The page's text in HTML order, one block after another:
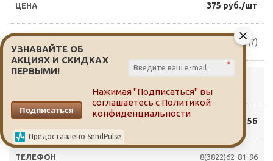
375 руб./шт
Доступно для заказа (7)
Мюнниха 5Б
8(3822)62-81-96
УЗНАВАЙТЕ ОБ
АКЦИЯХ И СКИДКАХ
ПЕРВЫМИ!
*
Подписаться
Нажимая "Подписаться" вы
соглашаетесь с Политикой
конфиденциальности
Предоставлено SendPulse